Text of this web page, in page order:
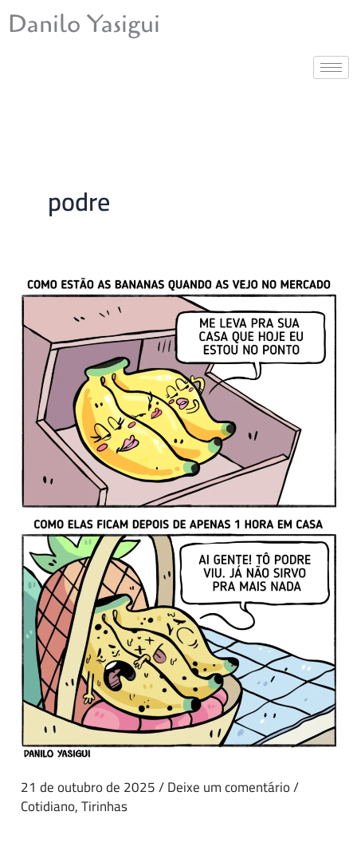
para
Danilo Yasigui
podre
21 de outubro de 2025/Deixe um comentário/
Cotidiano,Tirinhas